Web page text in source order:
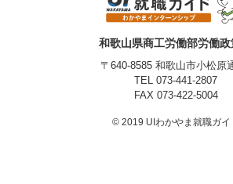
和歌山県商工労働部労働政
〒640-8585 和歌山市小松原
TEL 073-441-2807
FAX 073-422-5004
© 2019 UIわかやま就職ガイ